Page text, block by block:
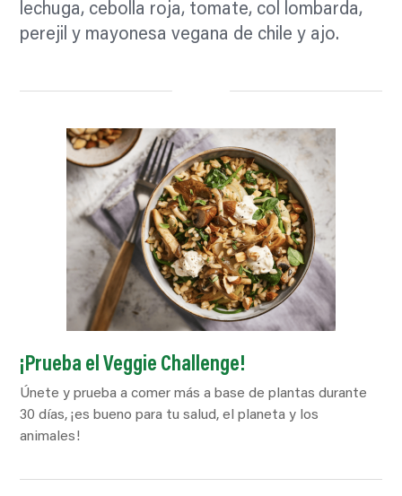
lechuga, cebolla roja, tomate, col lombarda,
perejil y mayonesa vegana de chile y ajo.
¡Prueba el Veggie Challenge!
Únete y prueba a comer más a base de plantas durante
30 días, ¡es bueno para tu salud, el planeta y los
animales!